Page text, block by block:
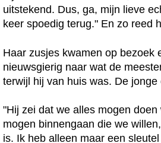
uitstekend. Dus, ga, mijn lieve
keer spoedig terug." En zo reed
Haar zusjes kwamen op bezoek
nieuwsgierig naar wat de
terwijl hij van huis was. De
"Hij zei dat we alles mogen
mogen binnengaan die we
is. Ik heb alleen maar een